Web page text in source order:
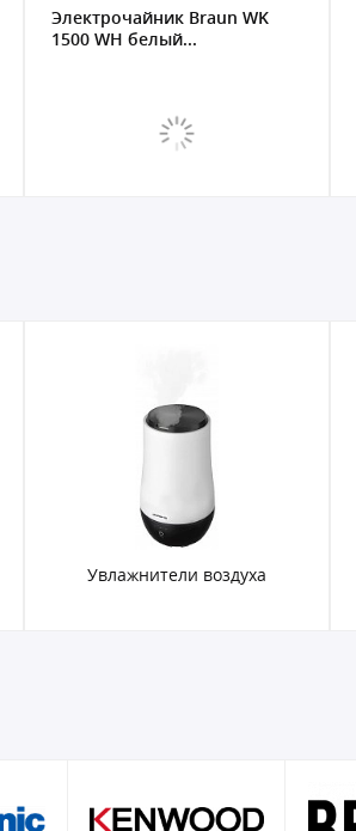
Электрочайник Braun WK
1500 WH белый...
Увлажнители воздуха